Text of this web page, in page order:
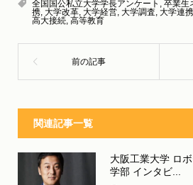
全国国公私立大学学長アンケート , 卒業生
携, 大学改革, 大学経営, 大学調査, 大学連携
高大接続, 高等教育
関連記事一覧
大阪工業大学 ロ
学部 インタビ...